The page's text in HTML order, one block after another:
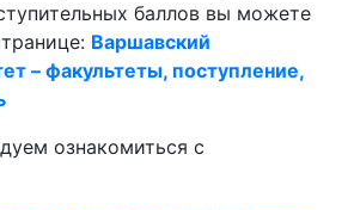
баллов вы можете
Варшавский
– факультеты, поступление,
ознакомиться с